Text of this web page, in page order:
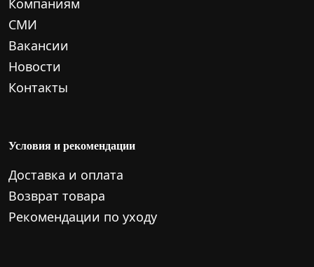
Компаниям
СМИ
Вакансии
Новости
Контакты
Условия и рекомендации
Доставка и оплата
Возврат товара
Рекомендации по уходу